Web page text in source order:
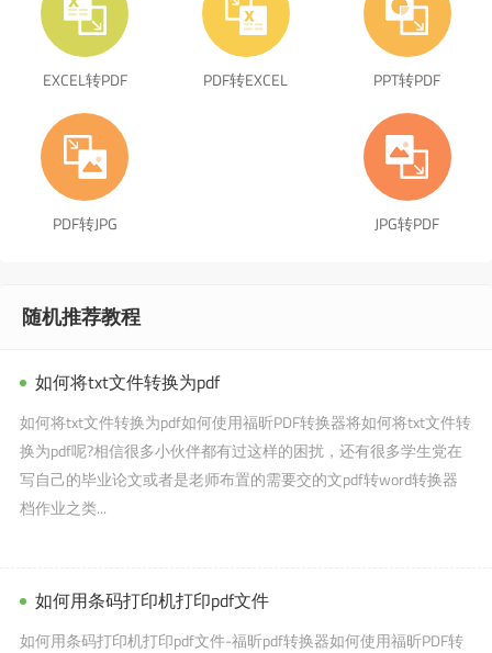
EXCEL转PDF PDF转EXCEL PPT转PDF
PDF转JPG JPG转PDF
随机推荐教程
如何将txt文件转换为pdf
如何将txt文件转换为pdf如何使用福昕PDF转换器将如何将txt文件转
换为pdf呢?相信很多小伙伴都有过这样的困扰，还有很多学生党在
写自己的毕业论文或者是老师布置的需要交的文pdf转word转换器
档作业之类...
如何用条码打印机打印pdf文件
如何用条码打印机打印pdf文件-福昕pdf转换器如何使用福昕PDF转